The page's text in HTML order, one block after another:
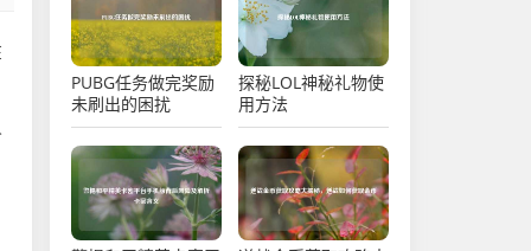
PUBG任务做完奖励
未刷出的困扰
探秘LOL神秘礼物使
用方法